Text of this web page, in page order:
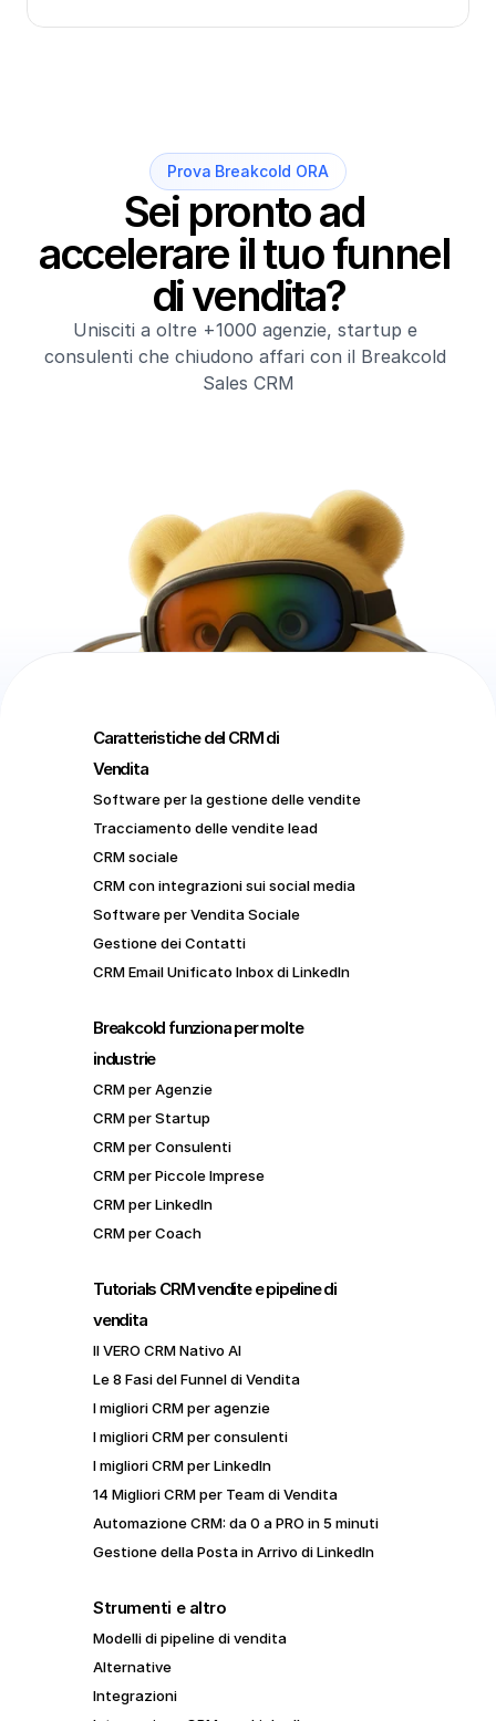
Prova Breakcold ORA
Sei pronto ad
accelerare il tuo funnel
di vendita?
Unisciti a oltre +1000 agenzie, startup e
consulenti che chiudono affari con il Breakcold
Sales CRM
Caratteristiche del CRM di
Vendita
Software per la gestione delle vendite
Tracciamento delle vendite lead
CRM sociale
CRM con integrazioni sui social media
Software per Vendita Sociale
Gestione dei Contatti
CRM Email Unificato Inbox di LinkedIn
Breakcold funziona per molte
industrie
CRM per Agenzie
CRM per Startup
CRM per Consulenti
CRM per Piccole Imprese
CRM per LinkedIn
CRM per Coach
Tutorials CRM vendite e pipeline di
vendita
Il VERO CRM Nativo AI
Le 8 Fasi del Funnel di Vendita
I migliori CRM per agenzie
I migliori CRM per consulenti
I migliori CRM per LinkedIn
14 Migliori CRM per Team di Vendita
Automazione CRM: da 0 a PRO in 5 minuti
Gestione della Posta in Arrivo di LinkedIn
Strumenti e altro
Modelli di pipeline di vendita
Alternative
Integrazioni